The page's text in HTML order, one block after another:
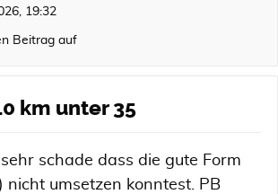
19:32
Beitrag auf
km unter 35
schade dass die gute Form
nicht umsetzen konntest. PB